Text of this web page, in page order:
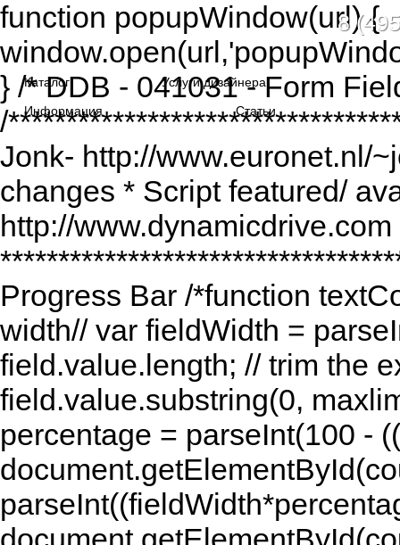
function popupWindow(url) {
} /* DDB - 041031 - Form
/
Jonk- http://www.euronet.nl/
changes * Script featured/
http://
Progress Bar /*function
width// var fieldWidth =
field.value.length; // trim the
field.value.substring(0,
percentage = parseInt(100 -
8
Каталог
Услуги дизайнера
Информация
Статьи